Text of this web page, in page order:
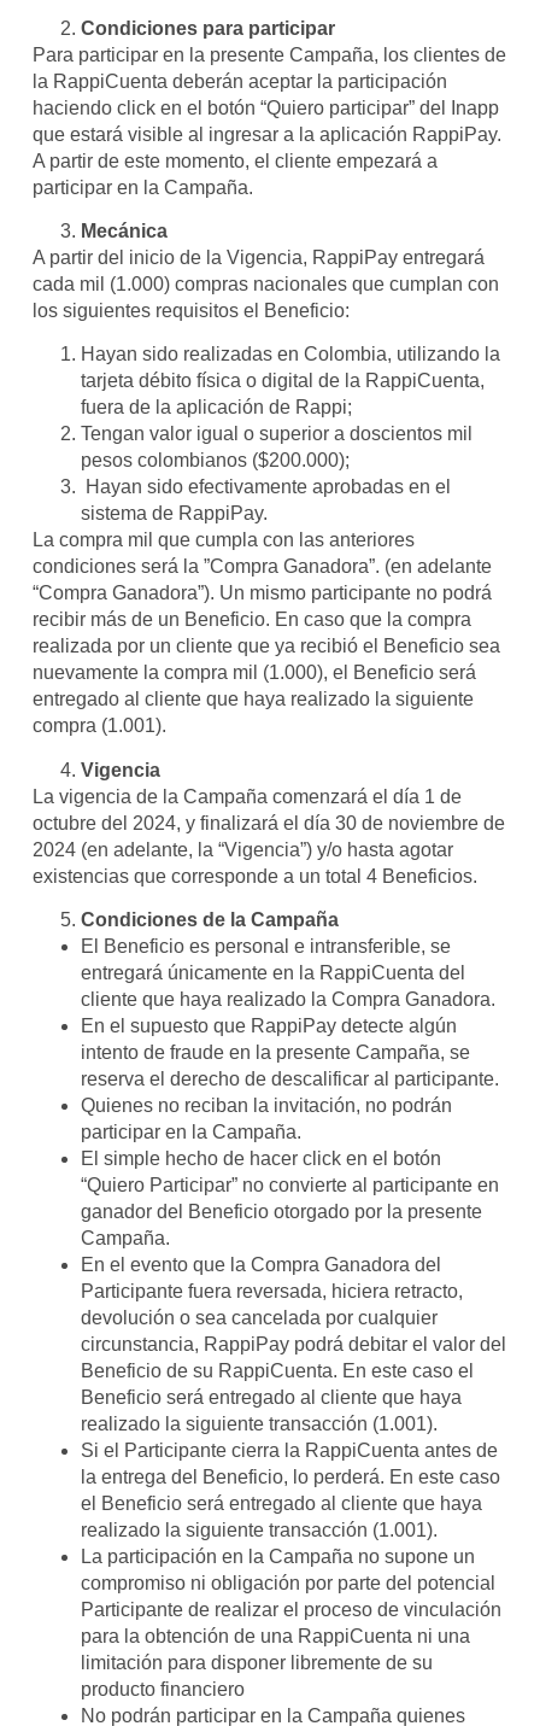
Condiciones para participar
Para participar en la presente Campaña, los clientes de
la RappiCuenta deberán aceptar la participación
haciendo click en el botón “Quiero participar” del Inapp
que estará visible al ingresar a la aplicación RappiPay.
A partir de este momento, el cliente empezará a
participar en la Campaña.
Mecánica
A partir del inicio de la Vigencia, RappiPay entregará
cada mil (1.000) compras nacionales que cumplan con
los siguientes requisitos el Beneficio:
Hayan sido realizadas en Colombia, utilizando la
tarjeta débito física o digital de la RappiCuenta,
fuera de la aplicación de Rappi;
Tengan valor igual o superior a doscientos mil
pesos colombianos ($200.000);
Hayan sido efectivamente aprobadas en el
sistema de RappiPay.
La compra mil que cumpla con las anteriores
condiciones será la ”Compra Ganadora”. (en adelante
“Compra Ganadora”). Un mismo participante no podrá
recibir más de un Beneficio. En caso que la compra
realizada por un cliente que ya recibió el Beneficio sea
nuevamente la compra mil (1.000), el Beneficio será
entregado al cliente que haya realizado la siguiente
compra (1.001).
Vigencia
La vigencia de la Campaña comenzará el día 1 de
octubre del 2024, y finalizará el día 30 de noviembre de
2024 (en adelante, la “Vigencia”) y/o hasta agotar
existencias que corresponde a un total 4 Beneficios.
Condiciones de la Campaña
El Beneficio es personal e intransferible, se
entregará únicamente en la RappiCuenta del
cliente que haya realizado la Compra Ganadora.
En el supuesto que RappiPay detecte algún
intento de fraude en la presente Campaña, se
reserva el derecho de descalificar al participante.
Quienes no reciban la invitación, no podrán
participar en la Campaña.
El simple hecho de hacer click en el botón
“Quiero Participar” no convierte al participante en
ganador del Beneficio otorgado por la presente
Campaña.
En el evento que la Compra Ganadora del
Participante fuera reversada, hiciera retracto,
devolución o sea cancelada por cualquier
circunstancia, RappiPay podrá debitar el valor del
Beneficio de su RappiCuenta. En este caso el
Beneficio será entregado al cliente que haya
realizado la siguiente transacción (1.001).
Si el Participante cierra la RappiCuenta antes de
la entrega del Beneficio, lo perderá. En este caso
el Beneficio será entregado al cliente que haya
realizado la siguiente transacción (1.001).
La participación en la Campaña no supone un
compromiso ni obligación por parte del potencial
Participante de realizar el proceso de vinculación
para la obtención de una RappiCuenta ni una
limitación para disponer libremente de su
producto financiero
No podrán participar en la Campaña quienes